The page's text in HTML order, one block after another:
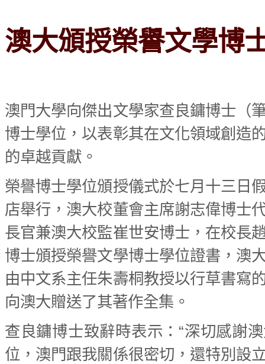
澳大頒授榮譽文學博
澳門大學向傑出文學家查良鏞博士（
博士學位，以表彰其在文化領域創造
的卓越貢獻。
榮譽博士學位頒授儀式於七月十三日
店舉行，澳大校董會主席謝志偉博士
長官兼澳大校監崔世安博士，在校長
博士頒授榮譽文學博士學位證書，澳
由中文系主任朱壽桐教授以行草書寫
向澳大贈送了其著作全集。
查良鏞博士致辭時表示：“深切感謝
位，澳門跟我關係很密切，還特別設